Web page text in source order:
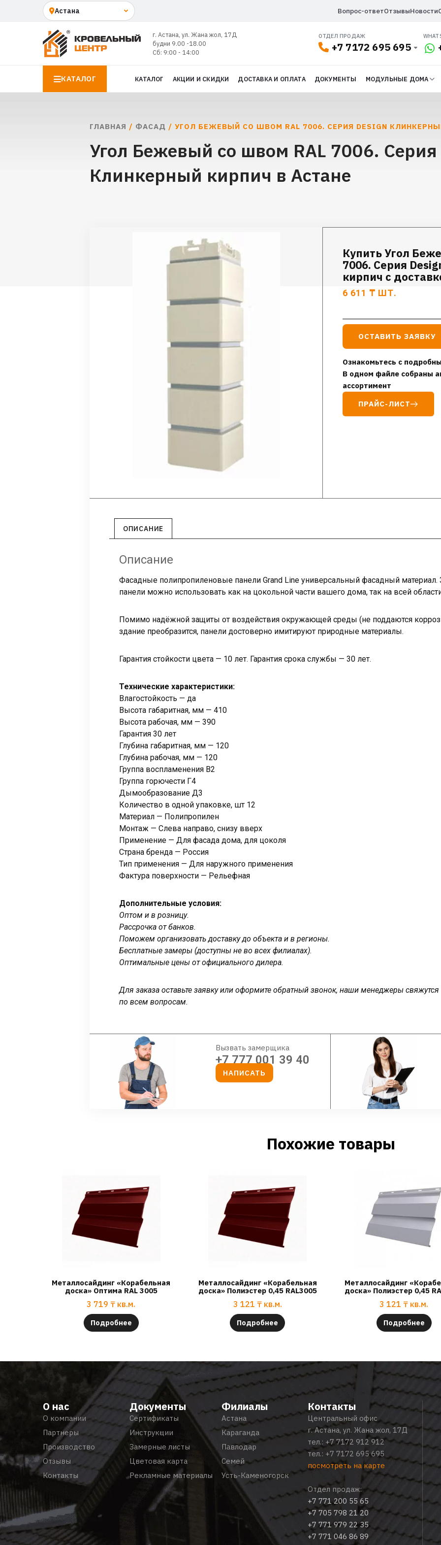
Вопрос-ответОтзывыНовости
г. Астана, ул. Жана жол, 17Д
будни 9.00 -18.00
Сб: 9:00 - 14:00
ОТДЕЛ ПРОДАЖ
+7 7172 695 695
КАТАЛОГ КАТАЛОГ АКЦИИ И СКИДКИ ДОСТАВКА И ОПЛАТА ДОКУМЕНТЫ МОДУЛЬНЫЕ ДОМА
ГЛАВНАЯ / ФАСАД / УГОЛ БЕЖЕВЫЙ СО ШВОМ RAL 7006. СЕРИЯ DESIGN
Угол Бежевый со швом RAL 7006. Серия
Клинкерный кирпич в Астане
Купить Угол
7006. Серия
кирпич с
6 611 ₸ ШТ.
ОСТАВИТЬ ЗАЯВКУ
Ознакомьтесь с
В одном файле собраны
ассортимент
ПРАЙС-ЛИСТ
ОПИСАНИЕ
Описание
Фасадные полипропиленовые панели Grand Line универсальный фасадный материал.
панели можно использовать как на цокольной части вашего дома, так на всей
Помимо надёжной защиты от воздействия окружающей среды (не поддаются
здание преобразится, панели достоверно имитируют природные материалы.
Гарантия стойкости цвета — 10 лет. Гарантия срока службы — 30 лет.
Технические характеристики:
Влагостойкость — да
Высота габаритная, мм — 410
Высота рабочая, мм — 390
Гарантия 30 лет
Глубина габаритная, мм — 120
Глубина рабочая, мм — 120
Группа воспламенения В2
Группа горючести Г4
Дымообразование Д3
Количество в одной упаковке, шт 12
Материал — Полипропилен
Монтаж — Слева направо, снизу вверх
Применение — Для фасада дома, для цоколя
Страна бренда — Россия
Тип применения — Для наружного применения
Фактура поверхности — Рельефная
Дополнительные условия:
Оптом и в розницу.
Рассрочка от банков.
Поможем организовать доставку до объекта и в регионы.
Бесплатные замеры (доступны не во всех филиалах).
Оптимальные цены от официального дилера.
Для заказа оставьте заявку или оформите обратный звонок, наши менеджеры
по всем вопросам.
Вызвать замерщика
+7 777 001 39 40
НАПИСАТЬ
Похожие товары
Металлосайдинг «Корабельная
доска» Оптима RAL 3005
3 719 ₸ кв.м.
Подробнее
Металлосайдинг «Корабельная
доска» Полиэстер 0,45 RAL3005
3 121 ₸ кв.м.
Подробнее
Металлосайдинг
доска» Полиэстер 0,45
3 121 ₸ кв.м.
Подробнее
О нас
О компании
Партнеры
Производство
Отзывы
Контакты
Документы
Сертификаты
Инструкции
Замерные листы
Цветовая карта
Рекламные материалы
Филиалы
Астана
Караганда
Павлодар
Семей
Усть-Каменогорск
Контакты
Центральный офис
г. Астана, ул. Жана жол, 17Д
тел.: +7 7172 912 912
тел.: +7 7172 695 695
посмотреть на карте
Отдел продаж:
+7 771 200 55 65
+7 705 798 21 20
+7 771 979 22 35
+7 771 046 86 89